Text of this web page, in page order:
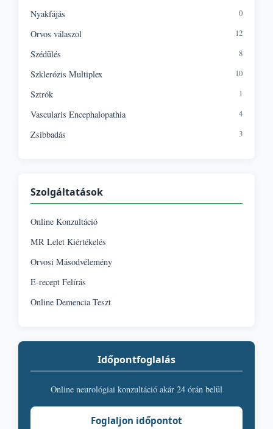
Nyakfájás 0
Orvos válaszol 12
Szédülés 8
Szklerózis Multiplex 10
Sztrók 1
Vascularis Encephalopathia 4
Zsibbadás 3
Szolgáltatások
Online Konzultáció
MR Lelet Kiértékelés
Orvosi Másodvélemény
E-recept Felírás
Online Demencia Teszt
Időpontfoglalás
Online neurológiai konzultáció akár 24 órán belül
Foglaljon időpontot